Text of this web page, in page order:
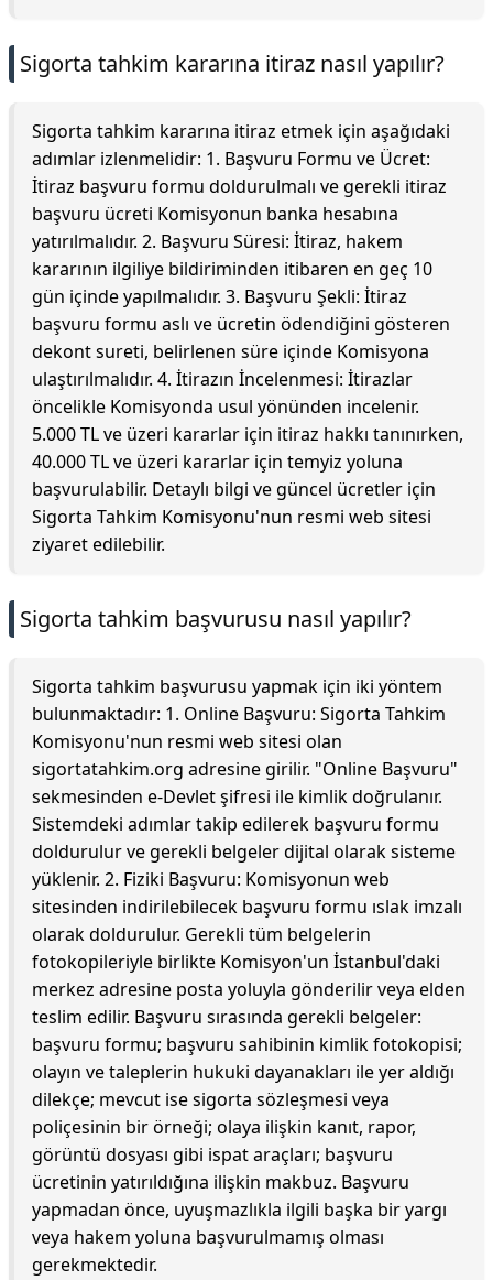
Sigorta tahkim kararına itiraz nasıl yapılır?
Sigorta tahkim kararına itiraz etmek için aşağıdaki
adımlar izlenmelidir: 1. Başvuru Formu ve Ücret:
İtiraz başvuru formu doldurulmalı ve gerekli itiraz
başvuru ücreti Komisyonun banka hesabına
yatırılmalıdır. 2. Başvuru Süresi: İtiraz, hakem
kararının ilgiliye bildiriminden itibaren en geç 10
gün içinde yapılmalıdır. 3. Başvuru Şekli: İtiraz
başvuru formu aslı ve ücretin ödendiğini gösteren
dekont sureti, belirlenen süre içinde Komisyona
ulaştırılmalıdır. 4. İtirazın İncelenmesi: İtirazlar
öncelikle Komisyonda usul yönünden incelenir.
5.000 TL ve üzeri kararlar için itiraz hakkı tanınırken,
40.000 TL ve üzeri kararlar için temyiz yoluna
başvurulabilir. Detaylı bilgi ve güncel ücretler için
Sigorta Tahkim Komisyonu'nun resmi web sitesi
ziyaret edilebilir.
Sigorta tahkim başvurusu nasıl yapılır?
Sigorta tahkim başvurusu yapmak için iki yöntem
bulunmaktadır: 1. Online Başvuru: Sigorta Tahkim
Komisyonu'nun resmi web sitesi olan
sigortatahkim.org adresine girilir. "Online Başvuru"
sekmesinden e-Devlet şifresi ile kimlik doğrulanır.
Sistemdeki adımlar takip edilerek başvuru formu
doldurulur ve gerekli belgeler dijital olarak sisteme
yüklenir. 2. Fiziki Başvuru: Komisyonun web
sitesinden indirilebilecek başvuru formu ıslak imzalı
olarak doldurulur. Gerekli tüm belgelerin
fotokopileriyle birlikte Komisyon'un İstanbul'daki
merkez adresine posta yoluyla gönderilir veya elden
teslim edilir. Başvuru sırasında gerekli belgeler:
başvuru formu; başvuru sahibinin kimlik fotokopisi;
olayın ve taleplerin hukuki dayanakları ile yer aldığı
dilekçe; mevcut ise sigorta sözleşmesi veya
poliçesinin bir örneği; olaya ilişkin kanıt, rapor,
görüntü dosyası gibi ispat araçları; başvuru
ücretinin yatırıldığına ilişkin makbuz. Başvuru
yapmadan önce, uyuşmazlıkla ilgili başka bir yargı
veya hakem yoluna başvurulmamış olması
gerekmektedir.